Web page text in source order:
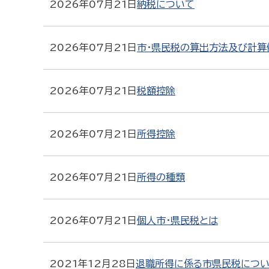
2026年07月21日 納税について
2026年07月21日 市・県民税の算出方法及び計算
2026年07月21日 税額控除
2026年07月21日 所得控除
2026年07月21日 所得の種類
2026年07月21日 個人市・県民税とは
2021年12月28日 退職所得に係る市県民税につ